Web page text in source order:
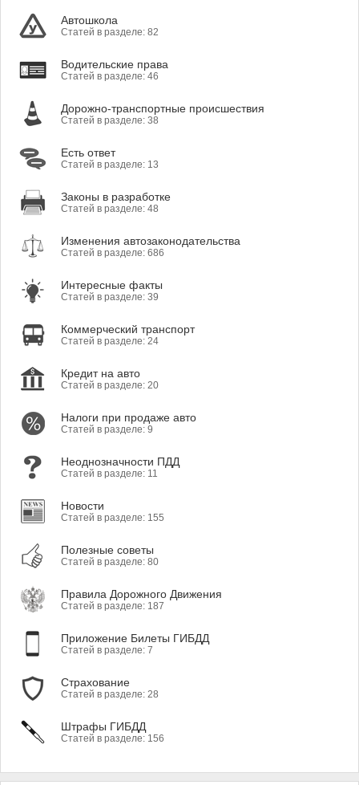
Автошкола
Статей в разделе: 82
Водительские права
Статей в разделе: 46
Дорожно-транспортные происшествия
Статей в разделе: 38
Есть ответ
Статей в разделе: 13
Законы в разработке
Статей в разделе: 48
Изменения автозаконодательства
Статей в разделе: 686
Интересные факты
Статей в разделе: 39
Коммерческий транспорт
Статей в разделе: 24
Кредит на авто
Статей в разделе: 20
Налоги при продаже авто
Статей в разделе: 9
Неоднозначности ПДД
Статей в разделе: 11
Новости
Статей в разделе: 155
Полезные советы
Статей в разделе: 80
Правила Дорожного Движения
Статей в разделе: 187
Приложение Билеты ГИБДД
Статей в разделе: 7
Страхование
Статей в разделе: 28
Штрафы ГИБДД
Статей в разделе: 156